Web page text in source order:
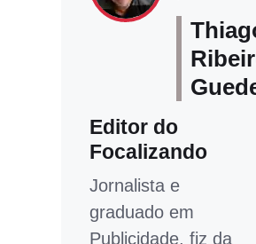
Editor do
Focalizando
Jornalista e
graduado em
Publicidade, fiz da